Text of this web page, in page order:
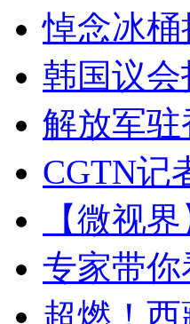
悼念冰桶
韩国议
解放军
CGTN记
【微视
专家带
超燃！